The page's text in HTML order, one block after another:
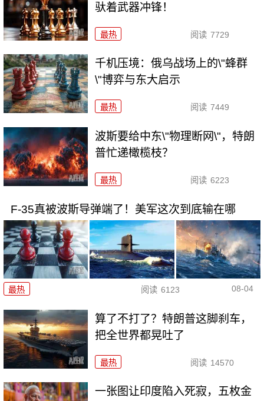
驮着武器冲锋！
最热 阅读 7729
千机压境：俄乌战场上的\"蜂群
\"博弈与东大启示
最热 阅读 7449
波斯要给中东\"物理断网\"，特朗
普忙递橄榄枝？
最热 阅读 6223
F-35真被波斯导弹端了！美军这次到底输在哪
最热 阅读 6123 08-04
算了不打了？特朗普这脚刹车，
把全世界都晃吐了
最热 阅读 14570
一张图让印度陷入死寂，五枚金